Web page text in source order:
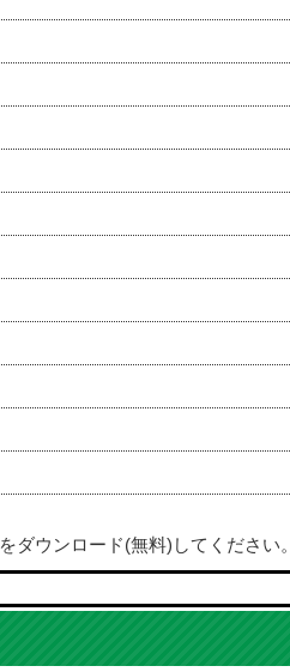
をダウンロード(無料)してください。